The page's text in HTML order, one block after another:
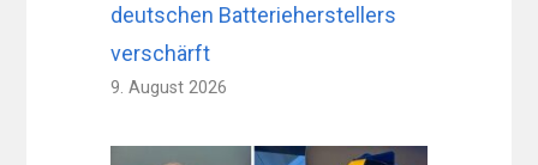
deutschen Batterieherstellers
verschärft
9. August 2026